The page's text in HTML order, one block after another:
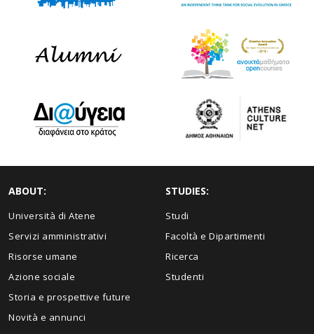
ABOUT:
Università di Atene
Servizi amministrativi
Risorse umane
Azione sociale
Storia e prospettive future
Novità e annunci
STUDIES:
Studi
Facoltà e Dipartimenti
Ricerca
Studenti